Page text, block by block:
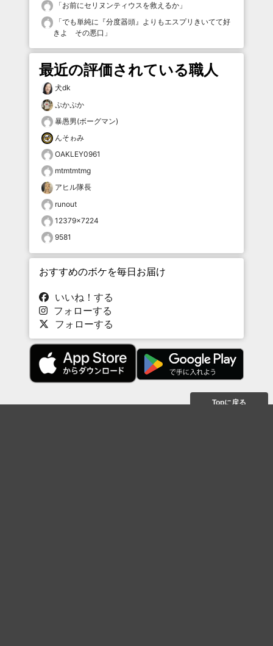
「お前にセリヌンティウスを救えるか 」
「でも単純に『分度器頭』よりもエスプリきいてて好
きよ その悪口 」
最近の評価されている職人
犬dk
ぷかぷか
暴愚男(ボーグマン)
んそゎみ
OAKLEY0961
mtmtmtmg
アヒル隊長
runout
12379×7224
9581
おすすめのボケを毎日お届け
いいね！する
フォローする
フォローする
Topに戻る